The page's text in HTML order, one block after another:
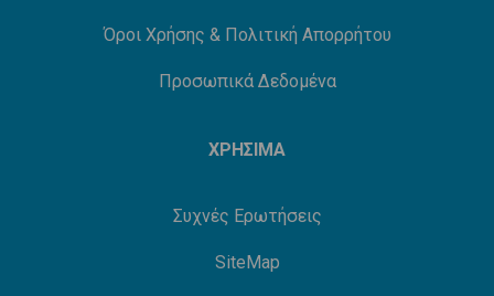
Όροι Χρήσης & Πολιτική Απορρήτου
Προσωπικά Δεδομένα
ΧΡΗΣΙΜΑ
Συχνές Ερωτήσεις
SiteMap